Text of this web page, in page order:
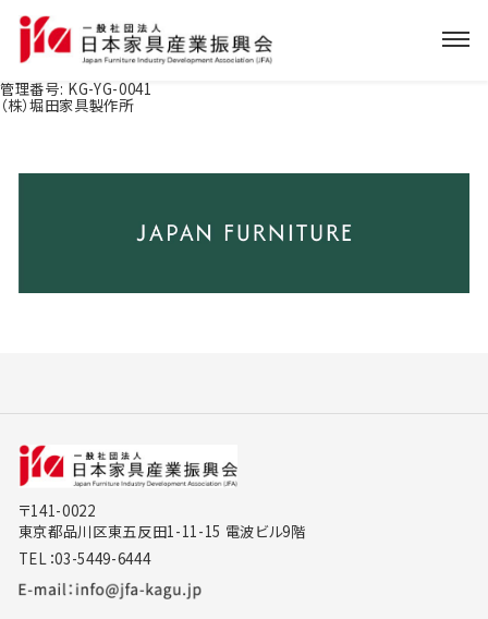
管理番号: KG-YG-0041
（株）堀田家具製作所
〒141-0022
東京都品川区東五反田1-11-15 電波ビル9階
TEL：03-5449-6444